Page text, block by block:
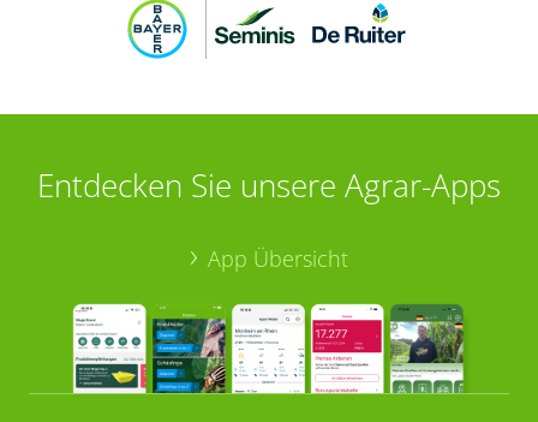
Entdecken Sie unsere Agrar-Apps
App Übersicht